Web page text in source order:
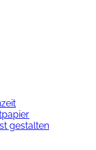
gestalten